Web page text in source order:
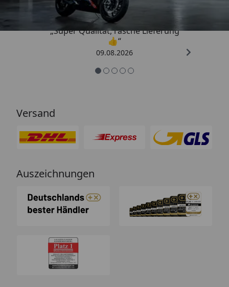
„Super Qualität, rasche Lieferung
👍“
09.08.2026
Versand
Auszeichnungen